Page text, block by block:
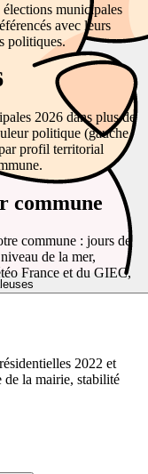
municipales
avec leurs
politiques.
2026 dans plus de
politique (gauche,
profil territorial
commune
commune : jours de
de la mer,
France et du GIEC,
2022 et
la mairie, stabilité